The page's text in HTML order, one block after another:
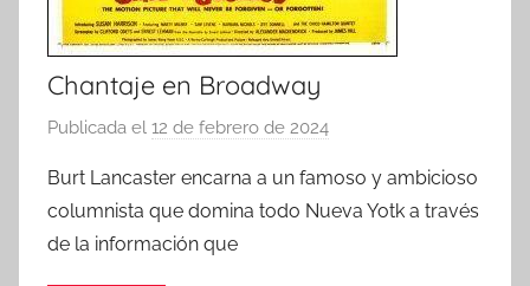
Chantaje en Broadway
Publicada el 12 de febrero de 2024
r
Burt Lancaster encarna a un famoso y ambicioso
columnista que domina todo Nueva Yotk a través
de la información que